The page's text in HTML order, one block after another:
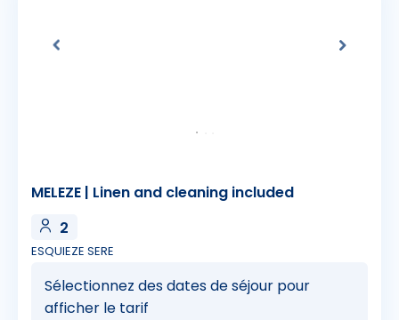
MELEZE | Linen and cleaning included
2
ESQUIEZE SERE
Sélectionnez des dates de séjour pour
afficher le tarif